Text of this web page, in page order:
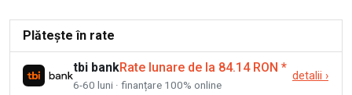
Plătește în rate
tbi bankRate lunare de la 84.14 RON *
6-60 luni · finanțare 100% online
detalii ›